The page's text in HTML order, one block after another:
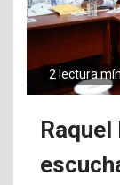
2 lectura